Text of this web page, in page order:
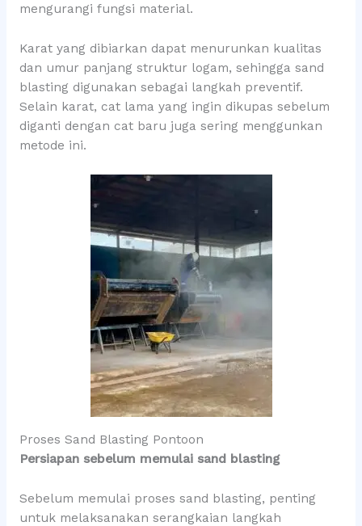
mengurangi fungsi material.
Karat yang dibiarkan dapat menurunkan kualitas
dan umur panjang struktur logam, sehingga sand
blasting digunakan sebagai langkah preventif.
Selain karat, cat lama yang ingin dikupas sebelum
diganti dengan cat baru juga sering menggunkan
metode ini.
Proses Sand Blasting Pontoon
Persiapan sebelum memulai sand blasting
Sebelum memulai proses sand blasting, penting
untuk melaksanakan serangkaian langkah